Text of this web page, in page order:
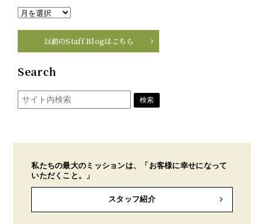
以前のStaff Blogはこちら
Search
私たちの最大のミッションは、「お客様に幸せになって
いただくこと。」
スタッフ紹介